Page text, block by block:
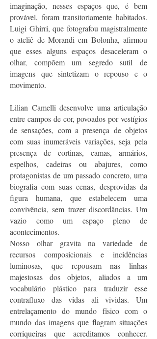
imaginação, nesses espaços que, é bem
provável, foram transitoriamente habitados.
Luigi Ghirri, que fotografou magistralmente
o ateliê de Morandi em Bolonha, afirmou
que esses alguns espaços desaceleram o
olhar, compõem um segredo sutil de
imagens que sintetizam o repouso e o
movimento.
Lilian Camelli desenvolve uma articulação
entre campos de cor, povoados por vestígios
de sensações, com a presença de objetos
com suas inumeráveis variações, seja pela
presença de cortinas, camas, armários,
espelhos, cadeiras ou abajures, como
protagonistas de um passado concreto, uma
biografia com suas cenas, desprovidas da
figura humana, que estabelecem uma
convivência, sem trazer discordâncias. Um
vazio como um espaço pleno de
acontecimentos.
Nosso olhar gravita na variedade de
recursos composicionais e incidências
luminosas, que repousam nas linhas
majestosas dos objetos, aliados a um
vocabulário plástico para traduzir esse
contrafluxo das vidas ali vividas. Um
entrelaçamento do mundo físico com o
mundo das imagens que flagram situações
corriqueiras que acreditamos conhecer.